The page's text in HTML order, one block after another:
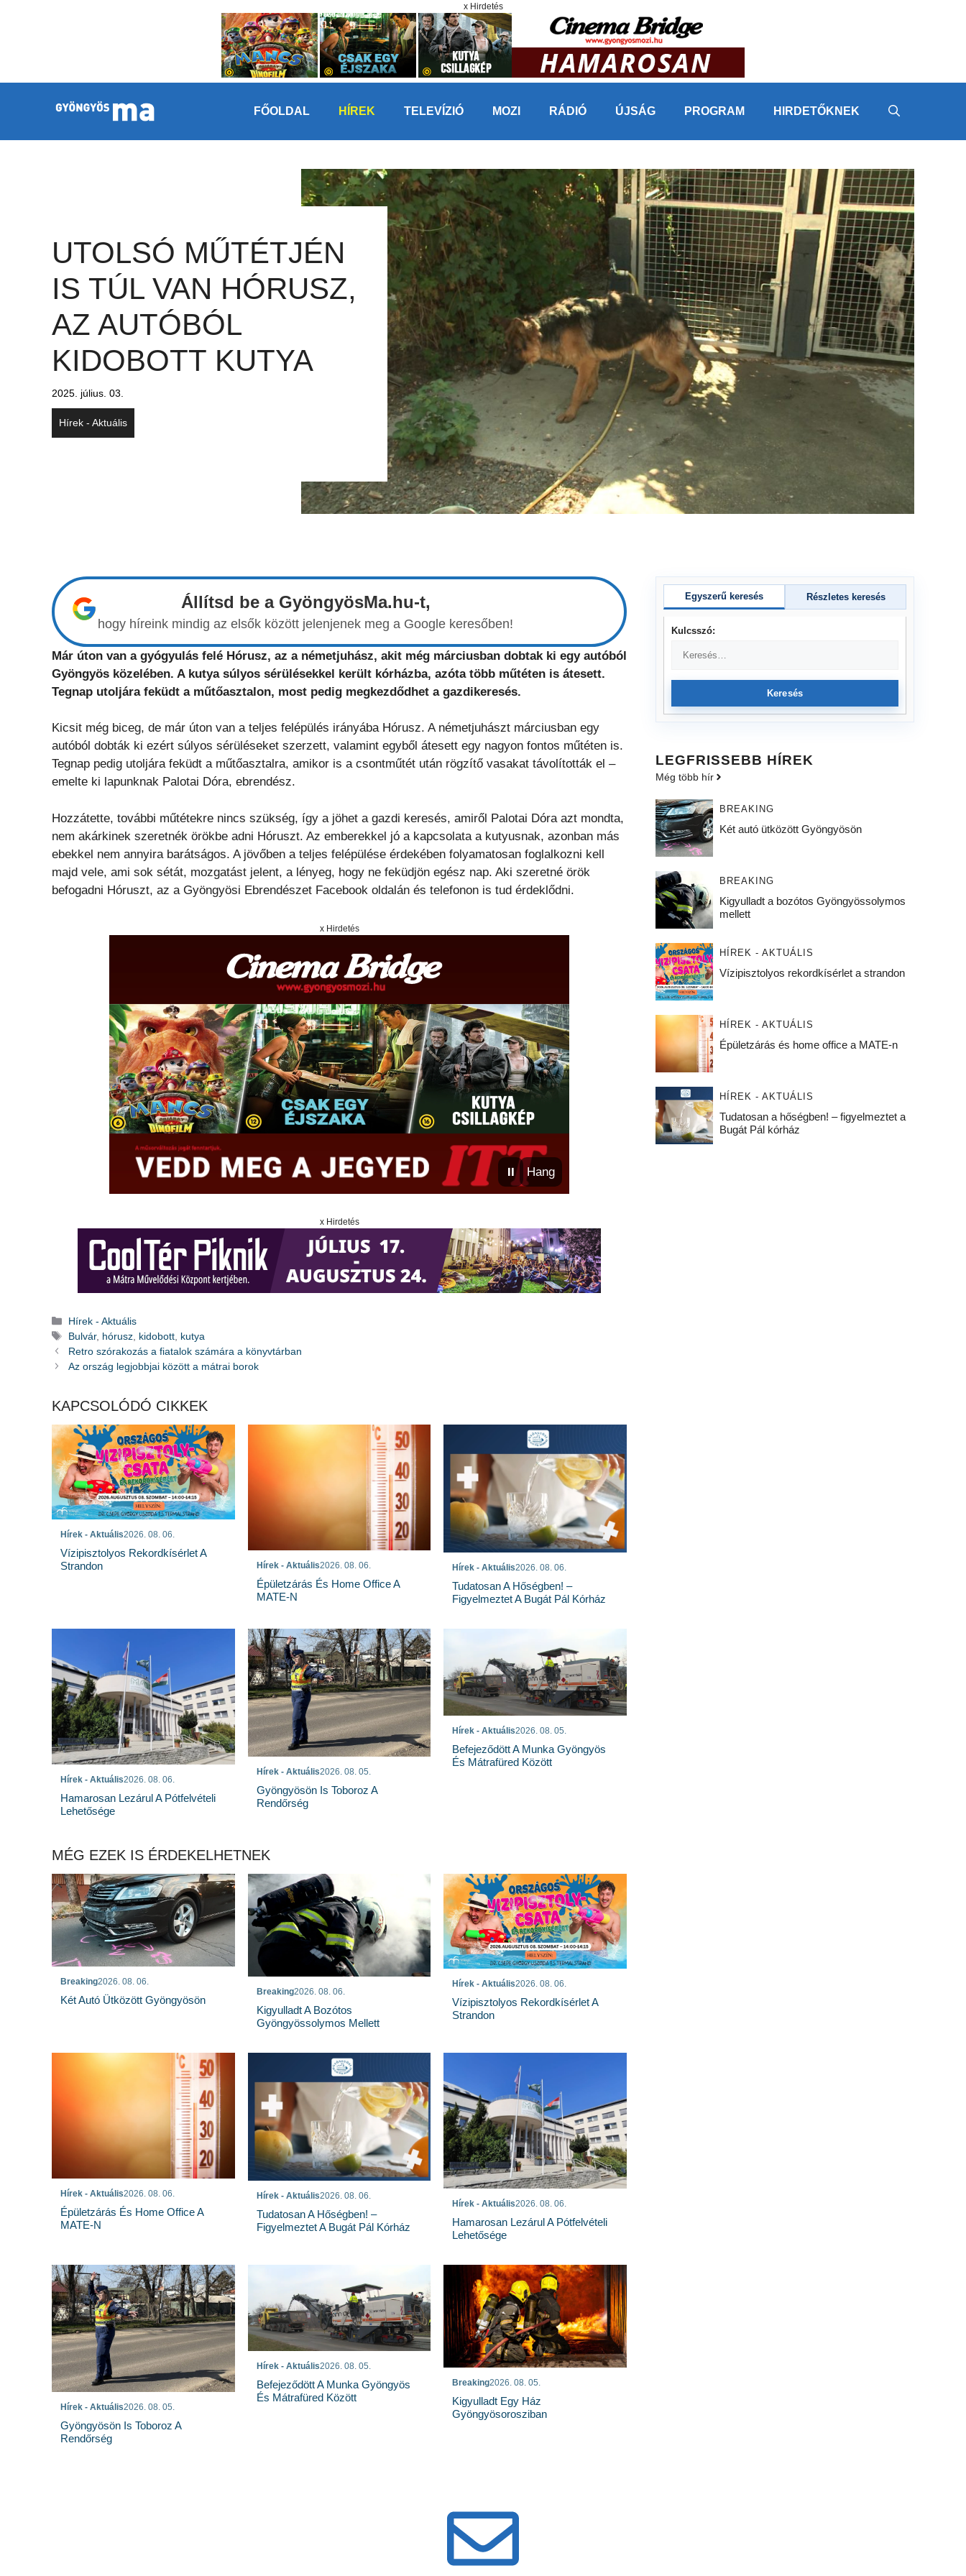
x Hirdetés
FŐOLDAL HÍREK TELEVÍZIÓ MOZI RÁDIÓ ÚJSÁG PROGRAM HIRDETŐKNEK
UTOLSÓ MŰTÉTJÉN
IS TÚL VAN HÓRUSZ,
AZ AUTÓBÓL
KIDOBOTT KUTYA
2025. július. 03.
Hírek - Aktuális
Állítsd be a GyöngyösMa.hu-t,
hogy híreink mindig az elsők között jelenjenek meg a Google keresőben!
Már úton van a gyógyulás felé Hórusz, az a németjuhász, akit még márciusban dobtak ki egy autóból
Gyöngyös közelében. A kutya súlyos sérülésekkel került kórházba, azóta több műtéten is átesett.
Tegnap utoljára feküdt a műtőasztalon, most pedig megkezdődhet a gazdikeresés.
Kicsit még biceg, de már úton van a teljes felépülés irányába Hórusz. A németjuhászt márciusban egy
autóból dobták ki ezért súlyos sérüléseket szerzett, valamint egyből átesett egy nagyon fontos műtéten is.
Tegnap pedig utoljára feküdt a műtőasztalra, amikor is a csontműtét után rögzítő vasakat távolították el –
emelte ki lapunknak Palotai Dóra, ebrendész.
Hozzátette, további műtétekre nincs szükség, így a jöhet a gazdi keresés, amiről Palotai Dóra azt mondta,
nem akárkinek szeretnék örökbe adni Hóruszt. Az emberekkel jó a kapcsolata a kutyusnak, azonban más
ebekkel nem annyira barátságos. A jövőben a teljes felépülése érdekében folyamatosan foglalkozni kell
majd vele, ami sok sétát, mozgatást jelent, a lényeg, hogy ne feküdjön egész nap. Aki szeretné örök
befogadni Hóruszt, az a Gyöngyösi Ebrendészet Facebook oldalán és telefonon is tud érdeklődni.
x Hirdetés
⏸ Hang
x Hirdetés
Kategória
Hírek - Aktuális
Címkék
Bulvár, hórusz kidobott kutya
Retro szórakozás a fiatalok számára a könyvtárban
Az ország legjobbjai között a mátrai borok
KAPCSOLÓDÓ CIKKEK
Hírek - Aktuális2026. 08. 06.
Vízipisztolyos Rekordkísérlet A
Strandon
Hírek - Aktuális2026. 08. 06.
Épületzárás És Home Office A
MATE-N
Hírek - Aktuális2026. 08. 06.
Tudatosan A Hőségben! –
Figyelmeztet A Bugát Pál Kórház
Hírek - Aktuális2026. 08. 06.
Hamarosan Lezárul A Pótfelvételi
Lehetősége
Hírek - Aktuális2026. 08. 05.
Gyöngyösön Is Toboroz A
Rendőrség
Hírek - Aktuális2026. 08. 05.
Befejeződött A Munka Gyöngyös
És Mátrafüred Között
MÉG EZEK IS ÉRDEKELHETNEK
Breaking2026. 08. 06.
Két Autó Ütközött Gyöngyösön
Breaking2026. 08. 06.
Kigyulladt A Bozótos
Gyöngyössolymos Mellett
Hírek - Aktuális2026. 08. 06.
Vízipisztolyos Rekordkísérlet A
Strandon
Hírek - Aktuális2026. 08. 06.
Épületzárás És Home Office A
MATE-N
Hírek - Aktuális2026. 08. 06.
Tudatosan A Hőségben! –
Figyelmeztet A Bugát Pál Kórház
Hírek - Aktuális2026. 08. 06.
Hamarosan Lezárul A Pótfelvételi
Lehetősége
Hírek - Aktuális2026. 08. 05.
Gyöngyösön Is Toboroz A
Rendőrség
Hírek - Aktuális2026. 08. 05.
Befejeződött A Munka Gyöngyös
És Mátrafüred Között
Breaking2026. 08. 05.
Kigyulladt Egy Ház
Gyöngyösorosziban
Egyszerű keresés Részletes keresés
Kulcsszó:
Keresés
LEGFRISSEBB HÍREK
Még több hír
BREAKING
Két autó ütközött Gyöngyösön
BREAKING
Kigyulladt a bozótos Gyöngyössolymos
mellett
HÍREK - AKTUÁLIS
Vízipisztolyos rekordkísérlet a strandon
HÍREK - AKTUÁLIS
Épületzárás és home office a MATE-n
HÍREK - AKTUÁLIS
Tudatosan a hőségben! – figyelmeztet a
Bugát Pál kórház